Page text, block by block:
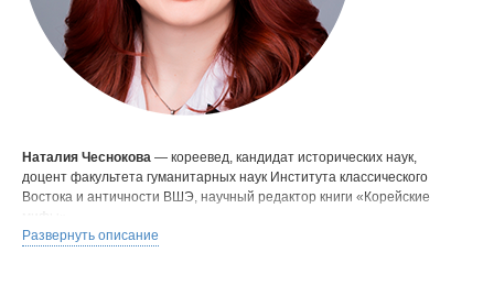
Наталия Чеснокова — кореевед, кандидат исторических наук,
доцент факультета гуманитарных наук Института классического
Востока и античности ВШЭ, научный редактор книги «Корейские
Развернуть описание